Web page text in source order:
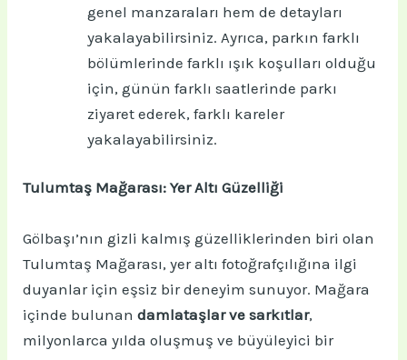
genel manzaraları hem de detayları
yakalayabilirsiniz. Ayrıca, parkın farklı
bölümlerinde farklı ışık koşulları olduğu
için, günün farklı saatlerinde parkı
ziyaret ederek, farklı kareler
yakalayabilirsiniz.
Tulumtaş Mağarası: Yer Altı Güzelliği
Gölbaşı’nın gizli kalmış güzelliklerinden biri olan
Tulumtaş Mağarası, yer altı fotoğrafçılığına ilgi
duyanlar için eşsiz bir deneyim sunuyor. Mağara
içinde bulunandamlataşlar ve sarkıtlar,
milyonlarca yılda oluşmuş ve büyüleyici bir